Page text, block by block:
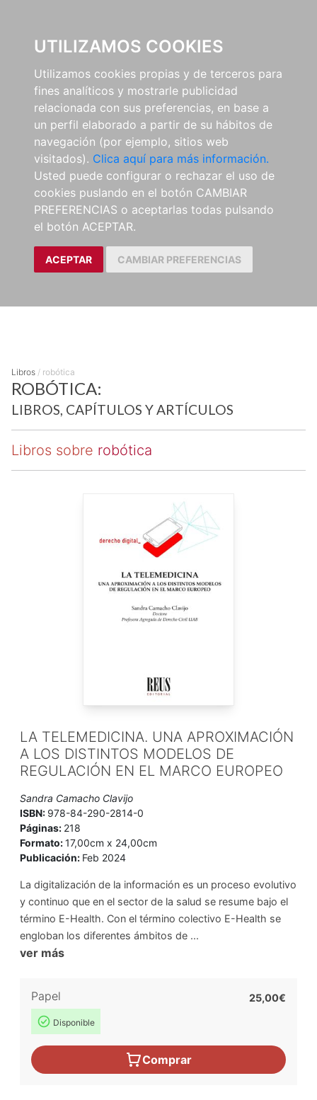
UTILIZAMOS COOKIES
Utilizamos cookies propias y de terceros para
fines analíticos y mostrarle publicidad
relacionada con sus preferencias, en base a
un perfil elaborado a partir de su hábitos de
navegación (por ejemplo, sitios web
visitados). Clica aquí para más información.
Usted puede configurar o rechazar el uso de
cookies puslando en el botón CAMBIAR
PREFERENCIAS o aceptarlas todas pulsando
el botón ACEPTAR.
ACEPTAR CAMBIAR PREFERENCIAS
Libros / robótica
ROBÓTICA:
LIBROS, CAPÍTULOS Y ARTÍCULOS
Libros sobre robótica
LA TELEMEDICINA. UNA APROXIMACIÓN
A LOS DISTINTOS MODELOS DE
REGULACIÓN EN EL MARCO EUROPEO
Sandra Camacho Clavijo
ISBN: 978-84-290-2814-0
Páginas: 218
Formato:17,00cm x 24,00cm
Publicación: Feb 2024
La digitalización de la información es un proceso evolutivo
y continuo que en el sector de la salud se resume bajo el
término E-Health. Con el término colectivo E-Health se
engloban los diferentes ámbitos de ...
ver más
Papel
Disponible
25,00€
Comprar